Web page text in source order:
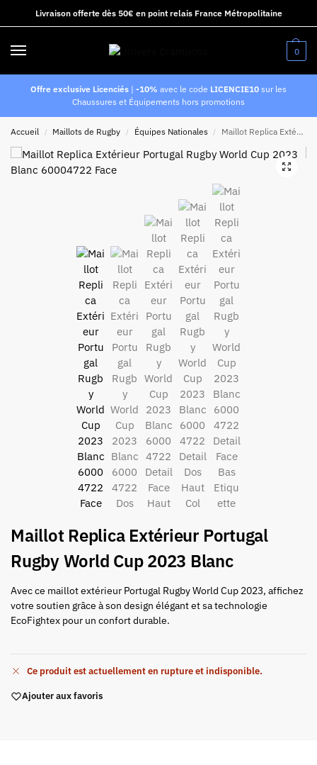
Livraison offerte dès 50€ en point relais France Métropolitaine
0
Offre exclusive Licenciés | -10% avec le code LICENCIE10 sur les
Chaussures et Équipements hors promotions
Accueil / Maillots de Rugby / Équipes Nationales / Maillot Replica Extérieur Portugal Rugby World Cup 2023 Blanc
Maillot Replica Extérieur Portugal
Rugby World Cup 2023 Blanc
Avec ce maillot extérieur Portugal Rugby World Cup 2023, affichez
votre soutien grâce à son design élégant et sa technologie
EcoFightex pour un confort durable.
Ce produit est actuellement en rupture et indisponible.
Ajouter aux favoris